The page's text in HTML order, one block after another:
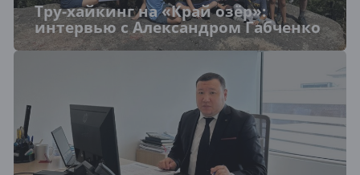
Тру-хайкинг на «Край озёр»:
интервью с Александром Габченко